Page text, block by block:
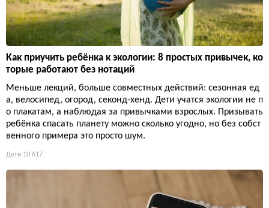
Как приучить ребёнка к экологии: 8 простых привычек, ко
торые работают без нотаций
Меньше лекций, больше совместных действий: сезонная ед
а, велосипед, огород, секонд-хенд. Дети учатся экологии не п
о плакатам, а наблюдая за привычками взрослых. Призывать
ребёнка спасать планету можно сколько угодно, но без собст
венного примера это просто шум.
Дети 10 617